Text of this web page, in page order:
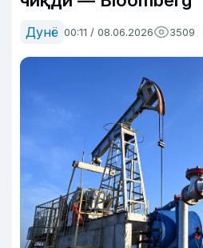
Дунё 00:11 / 08.06.2026 3509